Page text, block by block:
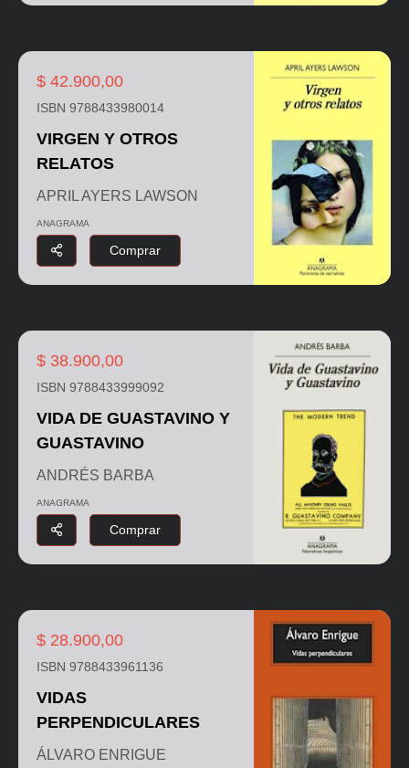
$ 42.900,00
ISBN 9788433980014
VIRGEN Y OTROS
RELATOS
APRIL AYERS LAWSON
ANAGRAMA
Comprar
$ 38.900,00
ISBN 9788433999092
VIDA DE GUASTAVINO Y
GUASTAVINO
ANDRÉS BARBA
ANAGRAMA
Comprar
$ 28.900,00
ISBN 9788433961136
VIDAS
PERPENDICULARES
ÁLVARO ENRIGUE